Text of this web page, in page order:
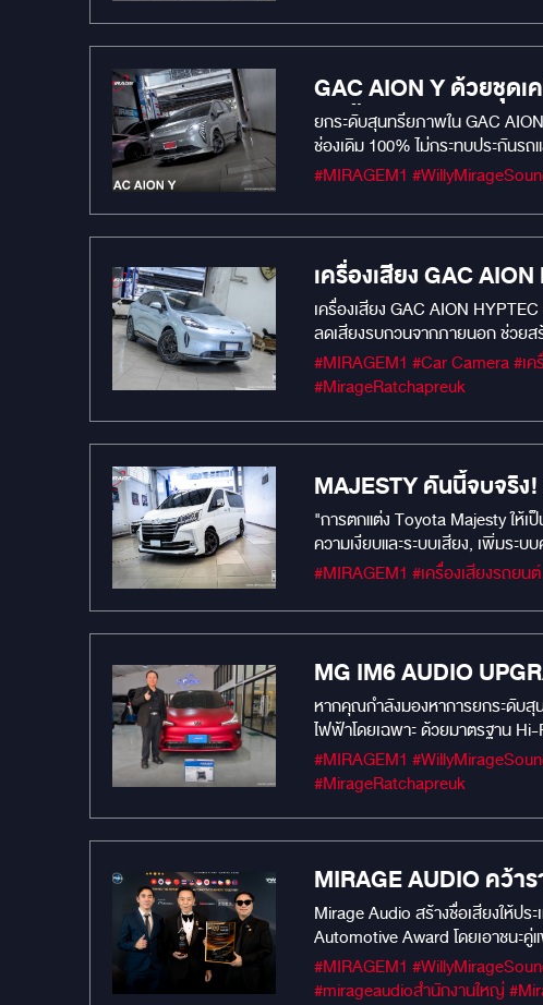
นิ้ว ทัชสกรีนบนหน้าจอได้ พับเก็บได สเปค RAM 4 / ROM 64 รองรับแอพพลิเคชั่น Youtube / Netflix / Spotify / TV Online อันดับที่ DAMP ทั้งคันด้วย DAMP
MERCURY GOLD ช่วยลดความ
SUBBOX ที่มี PROCESSOR ใน
Size : 6.5" Frequency
magnet : 90x40x15mm (15
86dB/w/m Impedance : 4
Rubber Surround 1" voice coil
Frequency Response : 60-
ห้องโดยสารของ CR-V G6 โดยเ
GAC AION Y ด้วยชุดเ
ติดตั้งแบบ PLUG &
หลุมยางอะไหล่รุ่น
แดมป์ MERCURY
ยกระดับสุนทรียภาพใน GAC
ช่องเดิม 100% ไม่กระทบประกันร
Acoustic Room ด้วยแผ่นแดมป์
เครื่องเสียง GAC
10S4 และการแดมป์ปร
เครื่องเสียง GAC AION
ลดเสียงรบกวนจากภายนอก ช่วยส
#MIRAGEM1 #Car Camera #เครื่องเสียงรถยนต์ #โปรโมชั่น #MIRAGEAUDIO #MercuryDsp8.4HD #mercuryaudio #mirageaudioสำนักงานใหญ่
#MirageRatchapreuk
MAJESTY คันนี้จบจริง
ระบบ)
"การตกแต่ง Toyota Majesty ให้
ความเงียบและระบบเสียง, เพิ่มระ
MG IM6 AUDIO
EV
หากคุณกำลังมองหาการยกระดับสุ
ไฟฟ้าโดยเฉพาะ ด้วยมาตรฐาน
#MIRAGEM1 #WillyMirageSoundMaster #เครื่องเสียงรถยนต์ #MIRAGEAUDIO #MercuryDsp8.4HD #mercuryaudio #mirageaudioสำนักงานใหญ่
#MirageRatchapreuk
MIRAGE AUDIO คว้า
ระดับเอเชีย
Mirage Audio สร้างชื่อเสียงให้ป
Automotive Award โดยเอาชนะคู่
การออกแบบเครื่องเสียงรถยนต์
#MIRAGEM1 #WillyMirageSoundMaster #Car Audio #เครื่องเสียงรถยนต์ #โปรโมชั่น #MIRAGEAUDIO #MercuryDsp8.4HD #mercuryaudio